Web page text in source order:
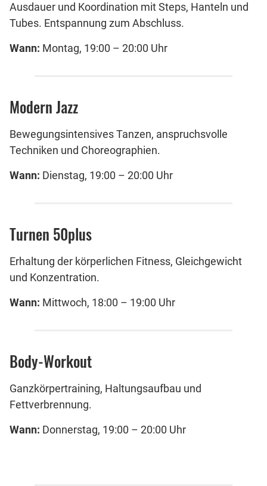
Ausdauer und Koordination mit Steps, Hanteln und
Tubes. Entspannung zum Abschluss.
Wann: Montag, 19:00 – 20:00 Uhr
Modern Jazz
Bewegungsintensives Tanzen, anspruchsvolle
Techniken und Choreographien.
Wann: Dienstag, 19:00 – 20:00 Uhr
Turnen 50plus
Erhaltung der körperlichen Fitness, Gleichgewicht
und Konzentration.
Wann: Mittwoch, 18:00 – 19:00 Uhr
Body-Workout
Ganzkörpertraining, Haltungsaufbau und
Fettverbrennung.
Wann: Donnerstag, 19:00 – 20:00 Uhr